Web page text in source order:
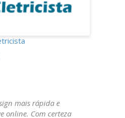
mais rápida e
online. Com certeza